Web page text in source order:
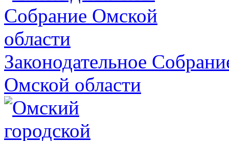
Законодательное
Омской области